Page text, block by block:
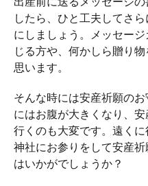
したら、ひと工夫してさ
にしましょう。メッセー
じる方や、何かしら贈り
思います。
そんな時には安産祈願の
にはお腹が大きくなり、
行くのも大変です。遠く
神社にお参りをして安産
はいかがでしょうか？